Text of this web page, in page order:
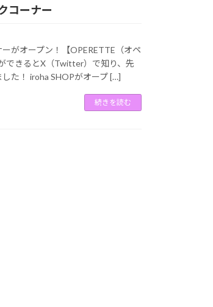
コーナー
がオープン！【OPERETTE（オペ
できるとX（Twitter）で知り、先
た！ iroha SHOPがオープ […]
続きを読む